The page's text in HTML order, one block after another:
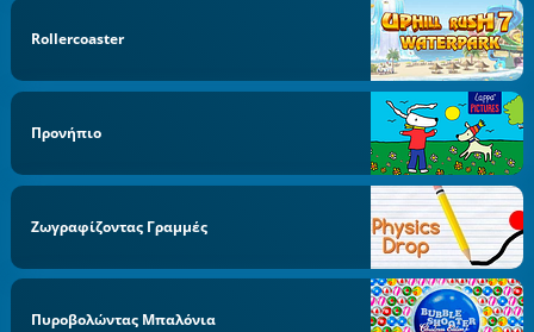
Rollercoaster
Προνήπιo
Ζωγραφίζοντας Γραμμές
Πυροβολώντας Μπαλόνια